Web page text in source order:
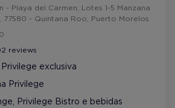
- Playa del Carmen, Lotes 1-5 Manzana
77580 - Quintana Roo, Puerto Morelos
reviews
exclusiva
Privilege
Privilege Bistro e bebidas